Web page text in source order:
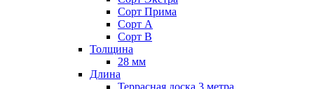
Сорт Прима
Сорт А
Сорт В
Толщина
28 мм
Длина
Террасная доска 3 метра